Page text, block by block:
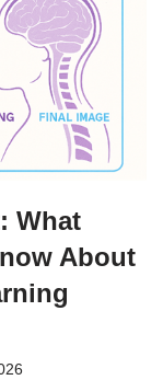
What
About